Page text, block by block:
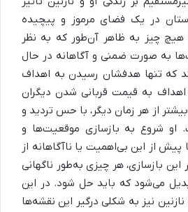
در یک فضای مرموز و پیچیده
هیچ چیز به ظاهر آن‌طور که به نظر
به صورت ضمنی و آگاهانه در حال
که تنها هدفشان رسیدن به اهداف
به قیمت قربانی شدن دیگران
از هر زمان دیگر، با حس تردید و
او شروع به بازسازی موقعیت‌ها و
پیش از این بی‌اهمیت یا ناآگاهانه از
بازسازی، هر چیزی به‌طور ناگهانی
می‌شود که باید حل شود. در این
نیز به شکلی درگیر این نقشه‌ها